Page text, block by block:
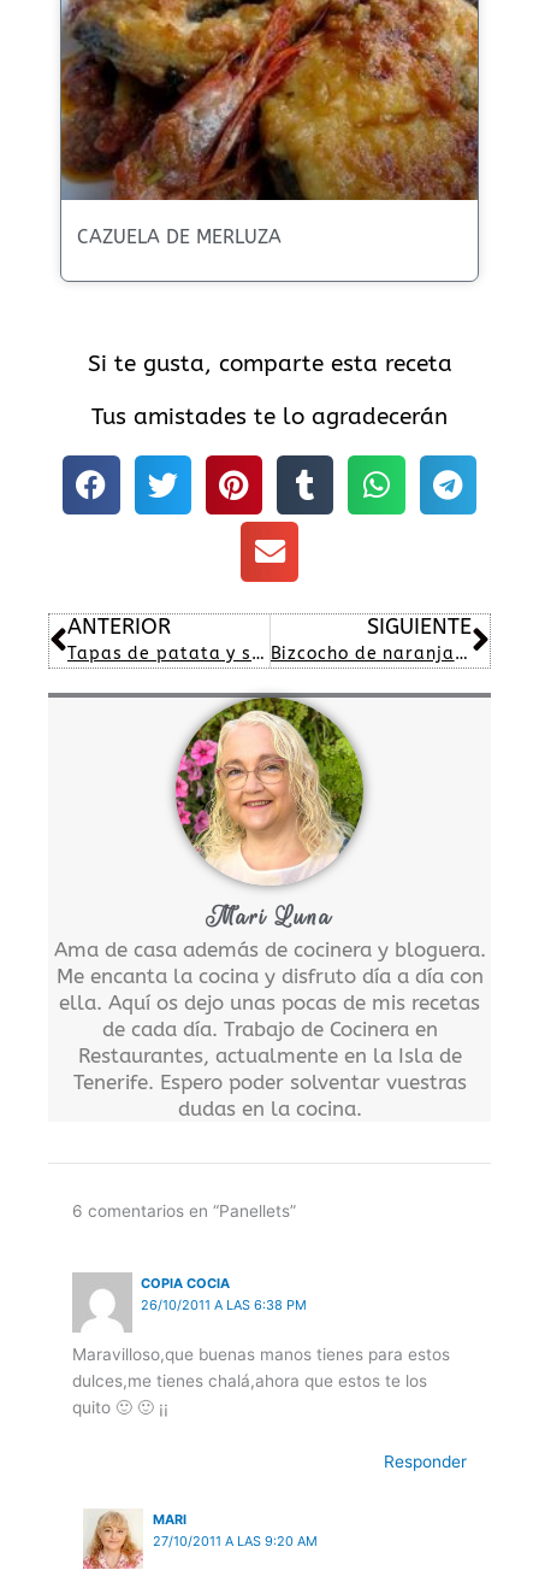
CAZUELA DE MERLUZA
Si te gusta, comparte esta receta
Tus amistades te lo agradecerán
Ant
ANTERIOR
Tapas de patata y salmón
SIGUIENTE
Bizcocho de naranja con manzana
Mari Luna
Ama de casa además de cocinera y bloguera.
Me encanta la cocina y disfruto día a día con
ella. Aquí os dejo unas pocas de mis recetas
de cada día. Trabajo de Cocinera en
Restaurantes, actualmente en la Isla de
Tenerife. Espero poder solventar vuestras
dudas en la cocina.
6 comentarios en “Panellets”
COPIA COCIA
26/10/2011 A LAS 6:38 PM
Maravilloso,que buenas manos tienes para estos
dulces,me tienes chalá,ahora que estos te los
quito 🙂 🙂 ¡¡
Responder
MARI
27/10/2011 A LAS 9:20 AM